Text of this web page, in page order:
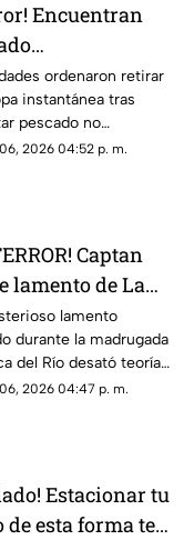
Encuentran
en
esto
ordenaron retirar
instantánea tras
pescado no
personas con
2026 04:52 p. m.
Captan
lamento de La
en Boca del
(+VIDEO)
lamento
durante la madrugada
del Río desató teorías
Llorona; escucha el
2026 04:47 p. m.
Estacionar tu
de esta forma te